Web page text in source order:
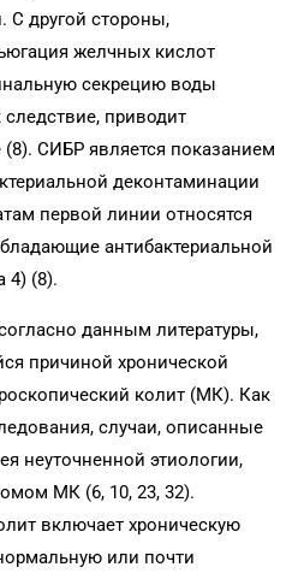
С другой стороны,
желчных кислот
секрецию воды
приводит
(8). СИБР является показанием
деконтаминации
первой линии относятся
антибактериальной
4) (8).
данным литературы,
причиной хронической
колит (МК). Как
случаи, описанные
неуточненной этиологии,
МК (6, 10, 23, 32).
включает хроническую
или почти